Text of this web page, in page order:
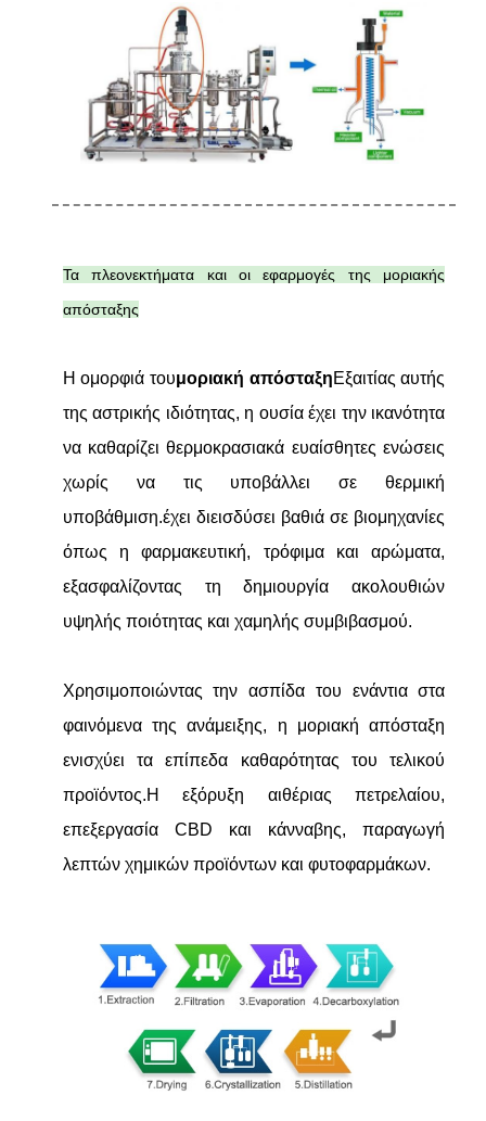
Τα πλεονεκτήματα και οι εφαρμογές της μοριακής
απόσταξης
Η ομορφιά τουμοριακή απόσταξηΕξαιτίας αυτής
της αστρικής ιδιότητας, η ουσία έχει την ικανότητα
να καθαρίζει θερμοκρασιακά ευαίσθητες ενώσεις
χωρίς να τις υποβάλλει σε θερμική
υποβάθμιση.έχει διεισδύσει βαθιά σε βιομηχανίες
όπως η φαρμακευτική, τρόφιμα και αρώματα,
εξασφαλίζοντας τη δημιουργία ακολουθιών
υψηλής ποιότητας και χαμηλής συμβιβασμού.
Χρησιμοποιώντας την ασπίδα του ενάντια στα
φαινόμενα της ανάμειξης, η μοριακή απόσταξη
ενισχύει τα επίπεδα καθαρότητας του τελικού
προϊόντος.Η εξόρυξη αιθέριας πετρελαίου,
επεξεργασία CBD και κάνναβης, παραγωγή
λεπτών χημικών προϊόντων και φυτοφαρμάκων.